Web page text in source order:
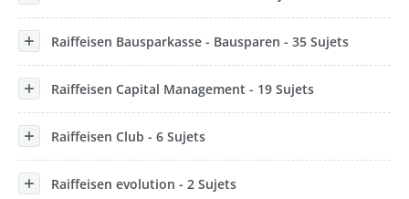
Raiffeisen Bausparkasse - Bausparen - 35 Sujets
Raiffeisen Capital Management - 19 Sujets
Raiffeisen Club - 6 Sujets
Raiffeisen evolution - 2 Sujets